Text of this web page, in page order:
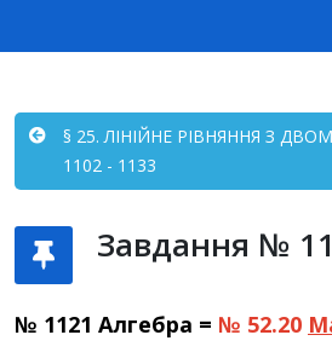
§ 25. ЛІНІЙНЕ РІВНЯННЯ З
1102 - 1133
Завдання №
№ 1121 Алгебра = № 52.20